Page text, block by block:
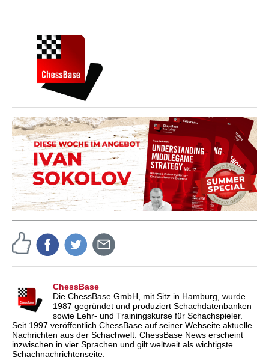
ChessBase
Die ChessBase GmbH, mit Sitz in Hamburg, wurde
1987 gegründet und produziert Schachdatenbanken
sowie Lehr- und Trainingskurse für Schachspieler.
Seit 1997 veröffentlich ChessBase auf seiner Webseite aktuelle
Nachrichten aus der Schachwelt. ChessBase News erscheint
inzwischen in vier Sprachen und gilt weltweit als wichtigste
Schachnachrichtenseite.